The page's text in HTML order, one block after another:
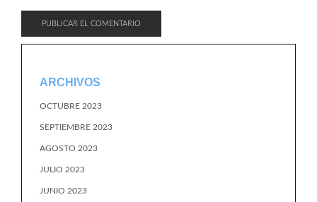
ARCHIVOS
OCTUBRE 2023
SEPTIEMBRE 2023
AGOSTO 2023
JULIO 2023
JUNIO 2023